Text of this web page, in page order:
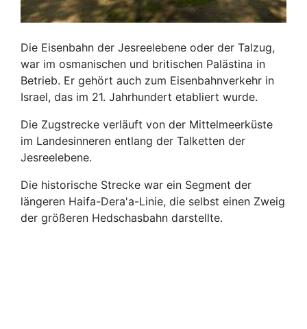
Die Eisenbahn der Jesreelebene oder der Talzug,
war im osmanischen und britischen Palästina in
Betrieb. Er gehört auch zum Eisenbahnverkehr in
Israel, das im 21. Jahrhundert etabliert wurde.
Die Zugstrecke verläuft von der Mittelmeerküste
im Landesinneren entlang der Talketten der
Jesreelebene.
Die historische Strecke war ein Segment der
längeren Haifa-Dera'a-Linie, die selbst einen Zweig
der größeren Hedschasbahn darstellte.